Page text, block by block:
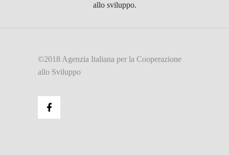
allo sviluppo.
©2018 Agenzia Italiana per la Cooperazione
allo Sviluppo